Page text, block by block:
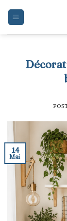
14
Mai